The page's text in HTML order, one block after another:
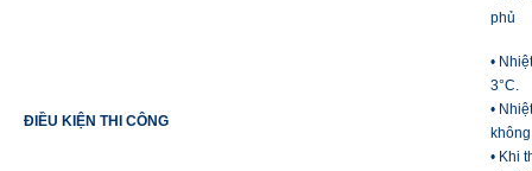
phủ
ĐIỀU KIỆN THI CÔNG
•
3°C.
•
• Khi